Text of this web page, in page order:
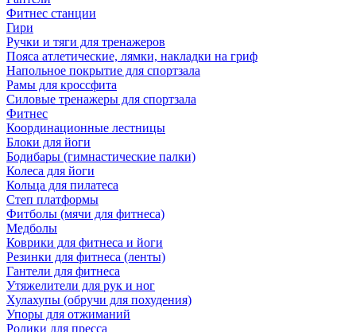
Фитнес станции
Гири
Ручки и тяги для тренажеров
Пояса атлетические, лямки, накладки на гриф
Напольное покрытие для спортзала
Рамы для кроссфита
Силовые тренажеры для спортзала
Фитнес
Координационные лестницы
Блоки для йоги
Бодибары (гимнастические палки)
Колеса для йоги
Кольца для пилатеса
Степ платформы
Фитболы (мячи для фитнеса)
Медболы
Коврики для фитнеса и йоги
Резинки для фитнеса (ленты)
Гантели для фитнеса
Утяжелители для рук и ног
Хулахупы (обручи для похудения)
Упоры для отжиманий
Ролики для пресса